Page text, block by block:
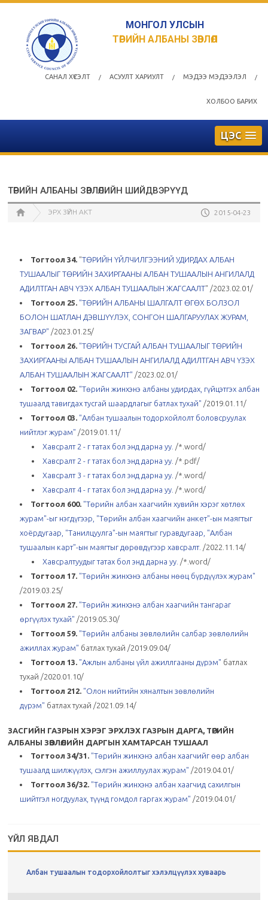
МОНГОЛ УЛСЫН
ТӨРИЙН АЛБАНЫ ЗӨВЛӨЛ
САНАЛ ХҮСЭЛТ / АСУУЛТ ХАРИУЛТ / МЭДЭЭ МЭДЭЭЛЭЛ /
ХОЛБОО БАРИХ
ЦЭС
ТӨРИЙН АЛБАНЫ ЗӨВЛӨЛИЙН ШИЙДВЭРҮҮД
ЭРХ ЗҮЙН АКТ 2015-04-23
Тогтоол 34. "ТӨРИЙН ҮЙЛЧИЛГЭЭНИЙ УДИРДАХ АЛБАН
ТУШААЛЫГ ТӨРИЙН ЗАХИРГААНЫ АЛБАН ТУШААЛЫН АНГИЛАЛД
АДИЛТГАН АВЧ ҮЗЭХ АЛБАН ТУШААЛЫН ЖАГСААЛТ" /2023.02.01/
Тогтоол 25. "ТӨРИЙН АЛБАНЫ ШАЛГАЛТ ӨГӨХ БОЛЗОЛ
БОЛОН ШАТЛАН ДЭВШҮҮЛЭХ, СОНГОН ШАЛГАРУУЛАХ ЖУРАМ,
ЗАГВАР" /2023.01.25/
Тогтоол 26. "ТӨРИЙН ТУСГАЙ АЛБАН ТУШААЛЫГ ТӨРИЙН
ЗАХИРГААНЫ АЛБАН ТУШААЛЫН АНГИЛАЛД АДИЛТГАН АВЧ ҮЗЭХ
АЛБАН ТУШААЛЫН ЖАГСААЛТ" /2023.02.01/
Тогтоол 02. "Төрийн жинхэнэ албаны удирдах, гүйцэтгэх албан
тушаалд тавигдах тусгай шаардлагыг батлах тухай" /2019.01.11/
Тогтоол 03. "Албан тушаалын тодорхойлолт боловсруулах
нийтлэг журам" /2019.01.11/
Хавсралт 2 - г татах бол энд дарна уу. /*.word/
Хавсралт 2 - г татах бол энд дарна уу. /*.pdf/
Хавсралт 3 - г татах бол энд дарна уу. /*.word/
Хавсралт 4 - г татах бол энд дарна уу. /*.word/
Тогтоол 600. "Төрийн албан хаагчийн хувийн хэрэг хөтлөх
журам"-ыг нэгдүгээр, "Төрийн албан хаагчийн анкет"-ын маягтыг
хоёрдугаар, "Танилцуулга"-ын маягтыг гуравдугаар, "Албан
тушаалын карт"-ын маягтыг дөрөвдүгээр хавсралт. /2022.11.14/
Хавсралтуудыг татах бол энд дарна уу. /*.word/
Тогтоол 17. "Төрийн жинхэнэ албаны нөөц бүрдүүлэх журам"
/2019.03.25/
Тогтоол 27. "Төрийн жинхэнэ албан хаагчийн тангараг
өргүүлэх тухай" /2019.05.30/
Тогтоол 59. "Төрийн албаны зөвлөлийн салбар зөвлөлийн
ажиллах журам" батлах тухай /2019.09.04/
Тогтоол 13. "Ажлын албаны үйл ажиллгааны дүрэм" батлах
тухай /2020.01.10/
Тогтоол 212. "Олон нийтийн хяналтын зөвлөлийн
дүрэм" батлах тухай /2021.09.14/
ЗАСГИЙН ГАЗРЫН ХЭРЭГ ЭРХЛЭХ ГАЗРЫН ДАРГА, ТӨРИЙН
АЛБАНЫ ЗӨВЛӨЛИЙН ДАРГЫН ХАМТАРСАН ТУШААЛ
Тогтоол 34/31. "Төрийн жинхэнэ албан хаагчийг өөр албан
тушаалд шилжүүлэх, сэлгэн ажиллуулах журам" /2019.04.01/
Тогтоол 36/32. "Төрийн жинхэнэ албан хаагчид сахилгын
шийтгэл ногдуулах, түүнд гомдол гаргах журам" /2019.04.01/
ҮЙЛ ЯВДАЛ
Албан тушаалын тодорхойлолтыг хэлэлцүүлэх хуваарь